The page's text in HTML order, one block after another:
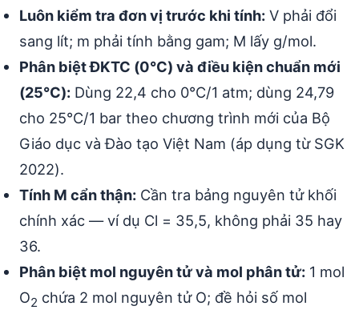
Luôn kiểm tra đơn vị trước khi tính: V phải đổi
sang lít; m phải tính bằng gam; M lấy g/mol.
Phân biệt ĐKTC (0°C) và điều kiện chuẩn mới
(25°C): Dùng 22,4 cho 0°C/1 atm; dùng 24,79
cho 25°C/1 bar theo chương trình mới của Bộ
Giáo dục và Đào tạo Việt Nam (áp dụng từ SGK
2022).
Tính M cẩn thận: Cần tra bảng nguyên tử khối
chính xác — ví dụ Cl = 35,5, không phải 35 hay
36.
Phân biệt mol nguyên tử và mol phân tử: 1 mol
O2 chứa 2 mol nguyên tử O; đề hỏi số mol